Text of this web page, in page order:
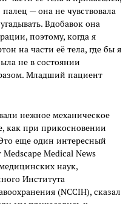
— она не чувствовала
Вдобавок она
поэтому, когда я
на части её тела, где бы я
не в состоянии
Младший пациент
нежное механическое
как при прикосновении
еще один интересный
Medical News
наук,
Института
(NCCIH), сказал